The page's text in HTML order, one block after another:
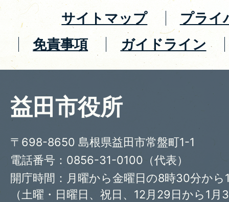
サイトマップ
プライ
免責事項
ガイドライン
益田市役所
〒698-8650 島根県益田市常盤町1-1
電話番号：0856-31-0100（代表）
開庁時間：月曜から金曜日の8時30分から
（土曜・日曜日、祝日、12月29日から1月